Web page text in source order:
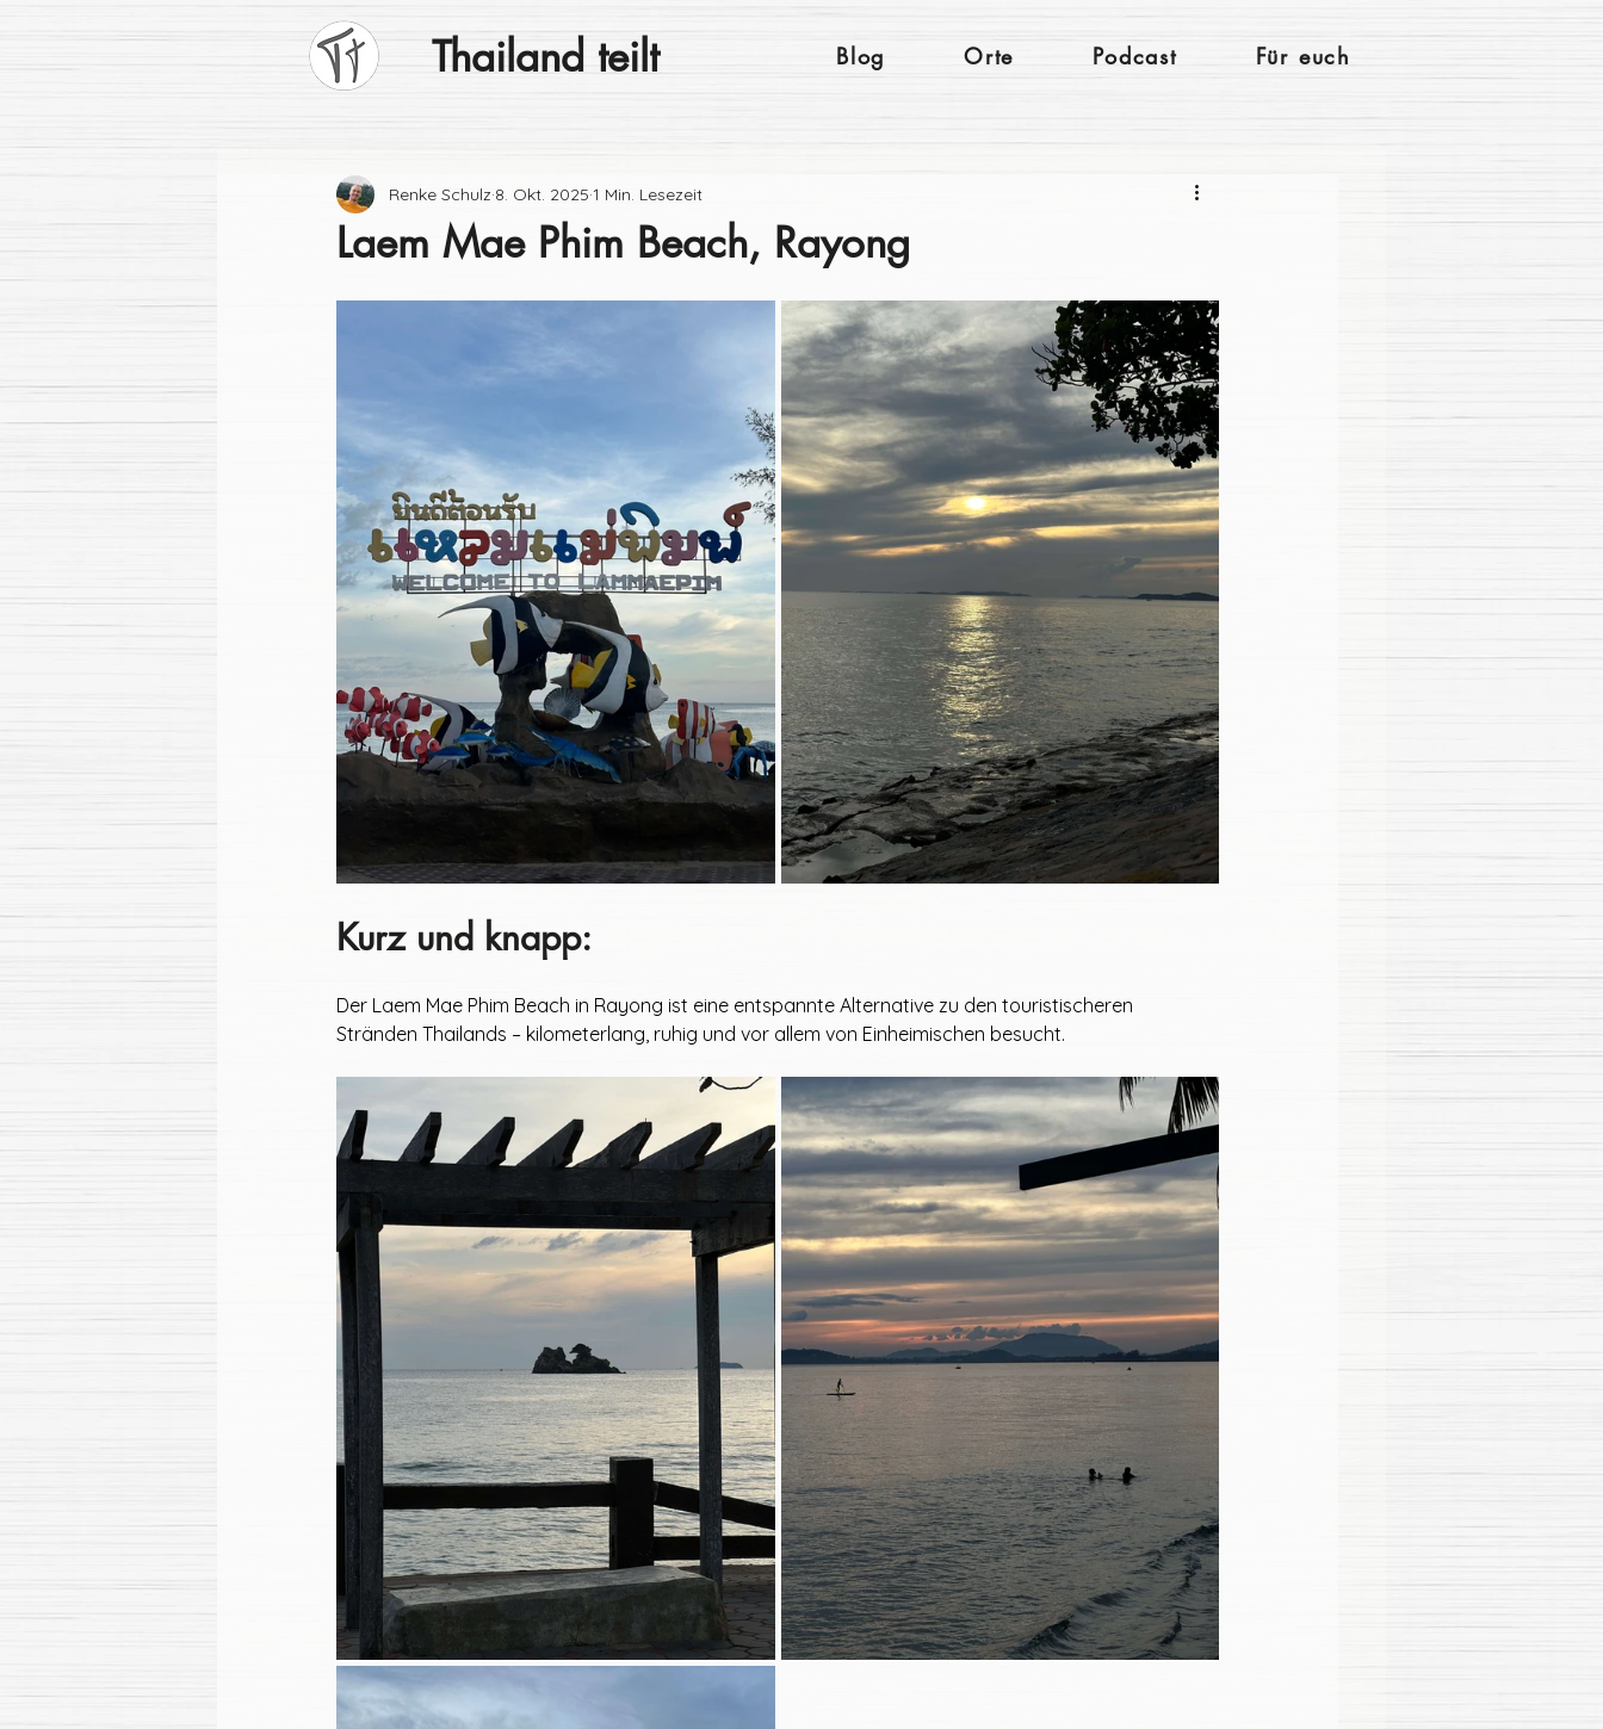
Thailand teilt Blog Orte Podcast Für euch
Laem Mae Phim Beach, Rayong
Renke Schulz 8. Okt. 2025 1 Min. Lesezeit
Kurz und knapp:
Der Laem Mae Phim Beach in Rayong ist eine entspannte Alternative zu den touristischeren
Stränden Thailands – kilometerlang, ruhig und vor allem von Einheimischen besucht.